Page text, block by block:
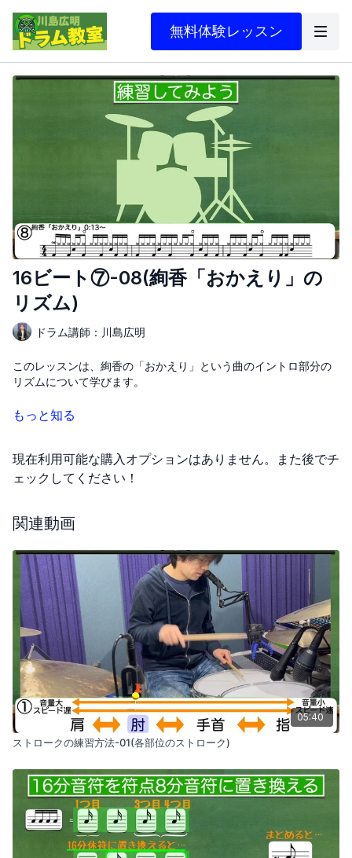
無料体験レッスン
16ビート⑦-08(絢香「おかえり」の
リズム)
ドラム講師：川島広明
このレッスンは、絢香の「おかえり」という曲のイントロ部分の
リズムについて学びます。
最初に、右手で16分のリズムを刻む基本的な方法から始めます。
します。
ります。この時、右手の動きが一時的に8分のリズムに変わりま
最後に、これらのリズムをすべてつなぎ合わせて、曲のイントロ
部分を完成させます。
もっと知る
現在利用可能な購入オプションはありません。また後でチ
ェックしてください！
関連動画
05:40
ストロークの練習方法-01(各部位のストローク)